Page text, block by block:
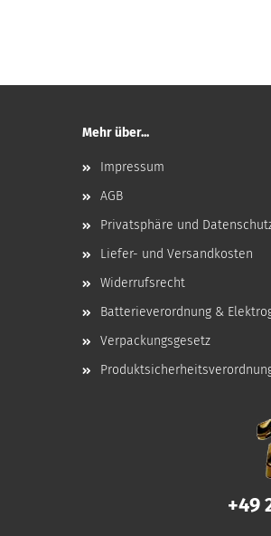
Mehr über...
Impressum
AGB
Privatsphäre und
Liefer- und Versandkosten
Widerrufsrecht
Batterieverordnung &
Verpackungsgesetz
+49